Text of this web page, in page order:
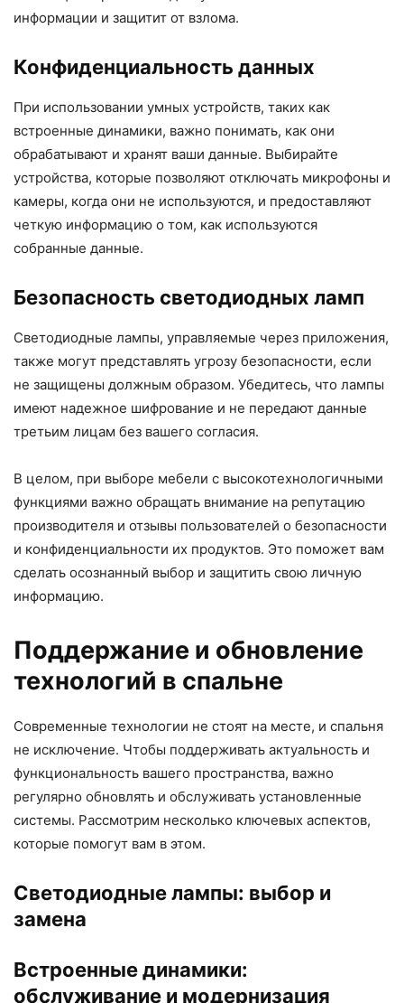
информации и защитит от взлома.
Конфиденциальность данных
При использовании умных устройств, таких как
встроенные динамики, важно понимать, как они
обрабатывают и хранят ваши данные. Выбирайте
устройства, которые позволяют отключать микрофоны и
камеры, когда они не используются, и предоставляют
четкую информацию о том, как используются
собранные данные.
Безопасность светодиодных ламп
Светодиодные лампы, управляемые через приложения,
также могут представлять угрозу безопасности, если
не защищены должным образом. Убедитесь, что лампы
имеют надежное шифрование и не передают данные
третьим лицам без вашего согласия.
В целом, при выборе мебели с высокотехнологичными
функциями важно обращать внимание на репутацию
производителя и отзывы пользователей о безопасности
и конфиденциальности их продуктов. Это поможет вам
сделать осознанный выбор и защитить свою личную
информацию.
Поддержание и обновление
технологий в спальне
Современные технологии не стоят на месте, и спальня
не исключение. Чтобы поддерживать актуальность и
функциональность вашего пространства, важно
регулярно обновлять и обслуживать установленные
системы. Рассмотрим несколько ключевых аспектов,
которые помогут вам в этом.
Светодиодные лампы: выбор и
замена
Встроенные динамики:
обслуживание и модернизация